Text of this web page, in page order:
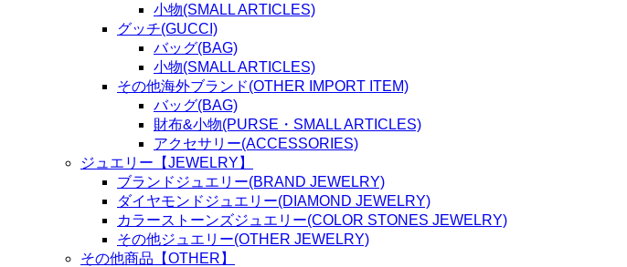
小物(SMALL ARTICLES)
グッチ(GUCCI)
バッグ(BAG)
小物(SMALL ARTICLES)
その他海外ブランド(OTHER IMPORT ITEM)
バッグ(BAG)
財布&小物(PURSE・SMALL ARTICLES)
アクセサリー(ACCESSORIES)
ジュエリー【JEWELRY】
ブランドジュエリー(BRAND JEWELRY)
ダイヤモンドジュエリー(DIAMOND JEWELRY)
カラーストーンズジュエリー(COLOR STONES JEWELRY)
その他ジュエリー(OTHER JEWELRY)
その他商品【OTHER】